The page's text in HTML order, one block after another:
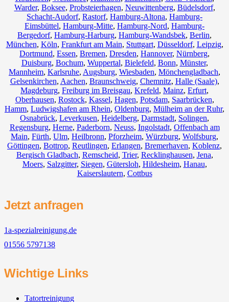
Warder, Boksee, Probsteierhagen, Neuwittenberg, Büdelsdorf,
Schacht-Audorf, Rastorf, Hamburg-Altona, Hamburg-
Eimsbüttel, Hamburg-Mitte, Hamburg-Nord, Hamburg-
Bergedorf, Hamburg-Harburg, Hamburg-Wandsbek, Berlin,
München, Köln, Frankfurt am Main, Stuttgart, Düsseldorf, Leipzig,
Dortmund, Essen, Bremen, Dresden, Hannover, Nürnberg,
Duisburg, Bochum, Wuppertal, Bielefeld, Bonn, Münster,
Mannheim, Karlsruhe, Augsburg, Wiesbaden, Mönchengladbach,
Gelsenkirchen, Aachen, Braunschweig, Chemnitz⁠, Halle (Saale),
Magdeburg, Freiburg im Breisgau, Krefeld, Mainz, Erfurt,
Oberhausen, Rostock, Kassel, Hagen, Potsdam, Saarbrücken,
Hamm, Ludwigshafen am Rhein, Oldenburg, Mülheim an der Ruhr,
Osnabrück, Leverkusen, Heidelberg, Darmstadt, Solingen,
Regensburg, Herne, Paderborn, Neuss, Ingolstadt, Offenbach am
Main, Fürth, Ulm, Heilbronn, Pforzheim, Würzburg, Wolfsburg,
Göttingen, Bottrop, Reutlingen, Erlangen, Bremerhaven, Koblenz,
Bergisch Gladbach, Remscheid, Trier, Recklinghausen, Jena,
Moers, Salzgitter, Siegen, Gütersloh, Hildesheim, Hanau,
Kaiserslautern, Cottbus
Jetzt anfragen
1a-spezialreinigung.de
01556 5797138
Wichtige Links
Tatortreinigung